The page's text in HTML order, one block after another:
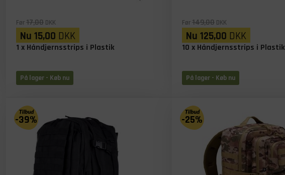
Før17,00 DKK
Nu 15,00 DKK
1 x Håndjernsstrips i Plastik
På lager - Køb nu
Før149,00 DKK
Nu 125,00 DKK
10 x Håndjernsstrips i Plastik
På lager - Køb nu
-39% -25%